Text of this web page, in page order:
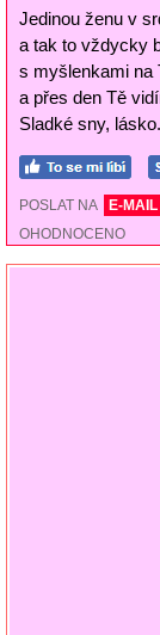
Jedinou ženu v
a tak to vždycky
s myšlenkami na
a přes den Tě
Sladké sny, lásko.
POSLAT NA E-MAIL
OHODNOCENO